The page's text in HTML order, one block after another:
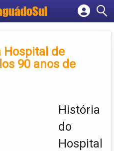
empresa
conta
Hospital de
90 anos de
História
do
Hospital